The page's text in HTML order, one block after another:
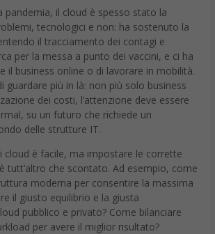
pandemia, il cloud è spesso stato la
tecnologici e non: ha sostenuto la
il tracciamento dei contagi e
per la messa a punto dei vaccini, e ci ha
il business online o di lavorare in mobilità.
guardare più in là: non più solo business
dei costi, l’attenzione deve essere
su un futuro che richiede un
delle strutture IT.
cloud è facile, ma impostare le corrette
tutt’altro che scontato. Ad esempio, come
moderna per consentire la massima
il giusto equilibrio e la giusta
pubblico e privato? Come bilanciare
per avere il miglior risultato?